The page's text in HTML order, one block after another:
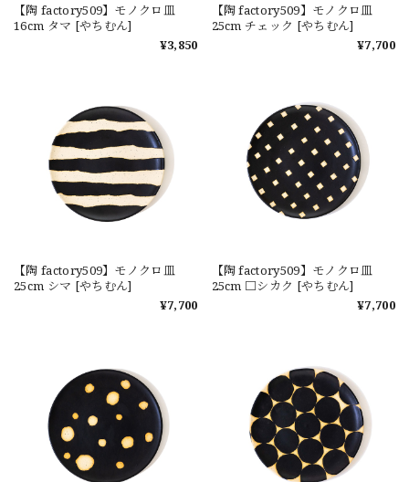
【陶 factory509】モノクロ皿
16cm タマ [やちむん]
¥3,850
【陶 factory509】モノクロ皿
25cm チェック [やちむん]
¥7,700
【陶 factory509】モノクロ皿
25cm シマ [やちむん]
¥7,700
【陶 factory509】モノクロ皿
25cm □シカク [やちむん]
¥7,700